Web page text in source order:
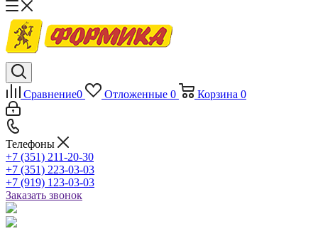
Сравнение0 Отложенные 0 Корзина 0
Телефоны
+7 (351) 211-20-30
+7 (351) 223-03-03
+7 (919) 123-03-03
Заказать звонок